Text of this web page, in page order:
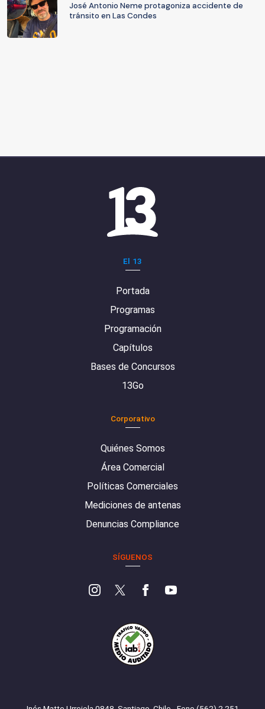
José Antonio Neme protagoniza accidente de
tránsito en Las Condes
El 13
Portada
Programas
Programación
Capítulos
Bases de Concursos
13Go
Corporativo
Quiénes Somos
Área Comercial
Políticas Comerciales
Mediciones de antenas
Denuncias Compliance
SÍGUENOS